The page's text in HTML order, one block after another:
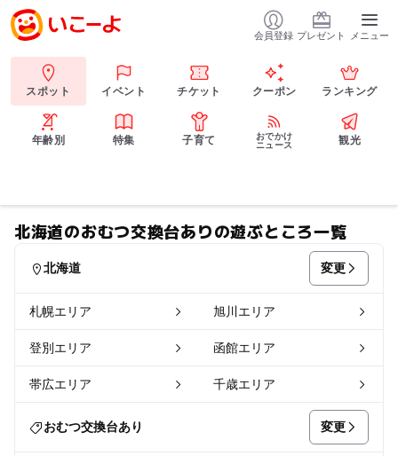
会員登録 プレゼント メニュー
スポット イベント チケット クーポン ランキング
年齢別 特集 子育て
おでかけ
ニュース
観光
北海道のおむつ交換台ありの遊ぶところ一覧
北海道 変更
札幌エリア 旭川エリア
登別エリア 函館エリア
帯広エリア 千歳エリア
おむつ交換台あり 変更